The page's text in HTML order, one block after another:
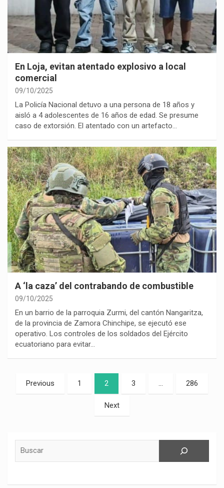
En Loja, evitan atentado explosivo a local
comercial
09/10/2025
La Policía Nacional detuvo a una persona de 18 años y
aisló a 4 adolescentes de 16 años de edad. Se presume
caso de extorsión. El atentado con un artefacto…
A ‘la caza’ del contrabando de combustible
09/10/2025
En un barrio de la parroquia Zurmi, del cantón Nangaritza,
de la provincia de Zamora Chinchipe, se ejecutó ese
operativo. Los controles de los soldados del Ejército
ecuatoriano para evitar…
Paginación
de
Previous 1 2 3 … 286
Next